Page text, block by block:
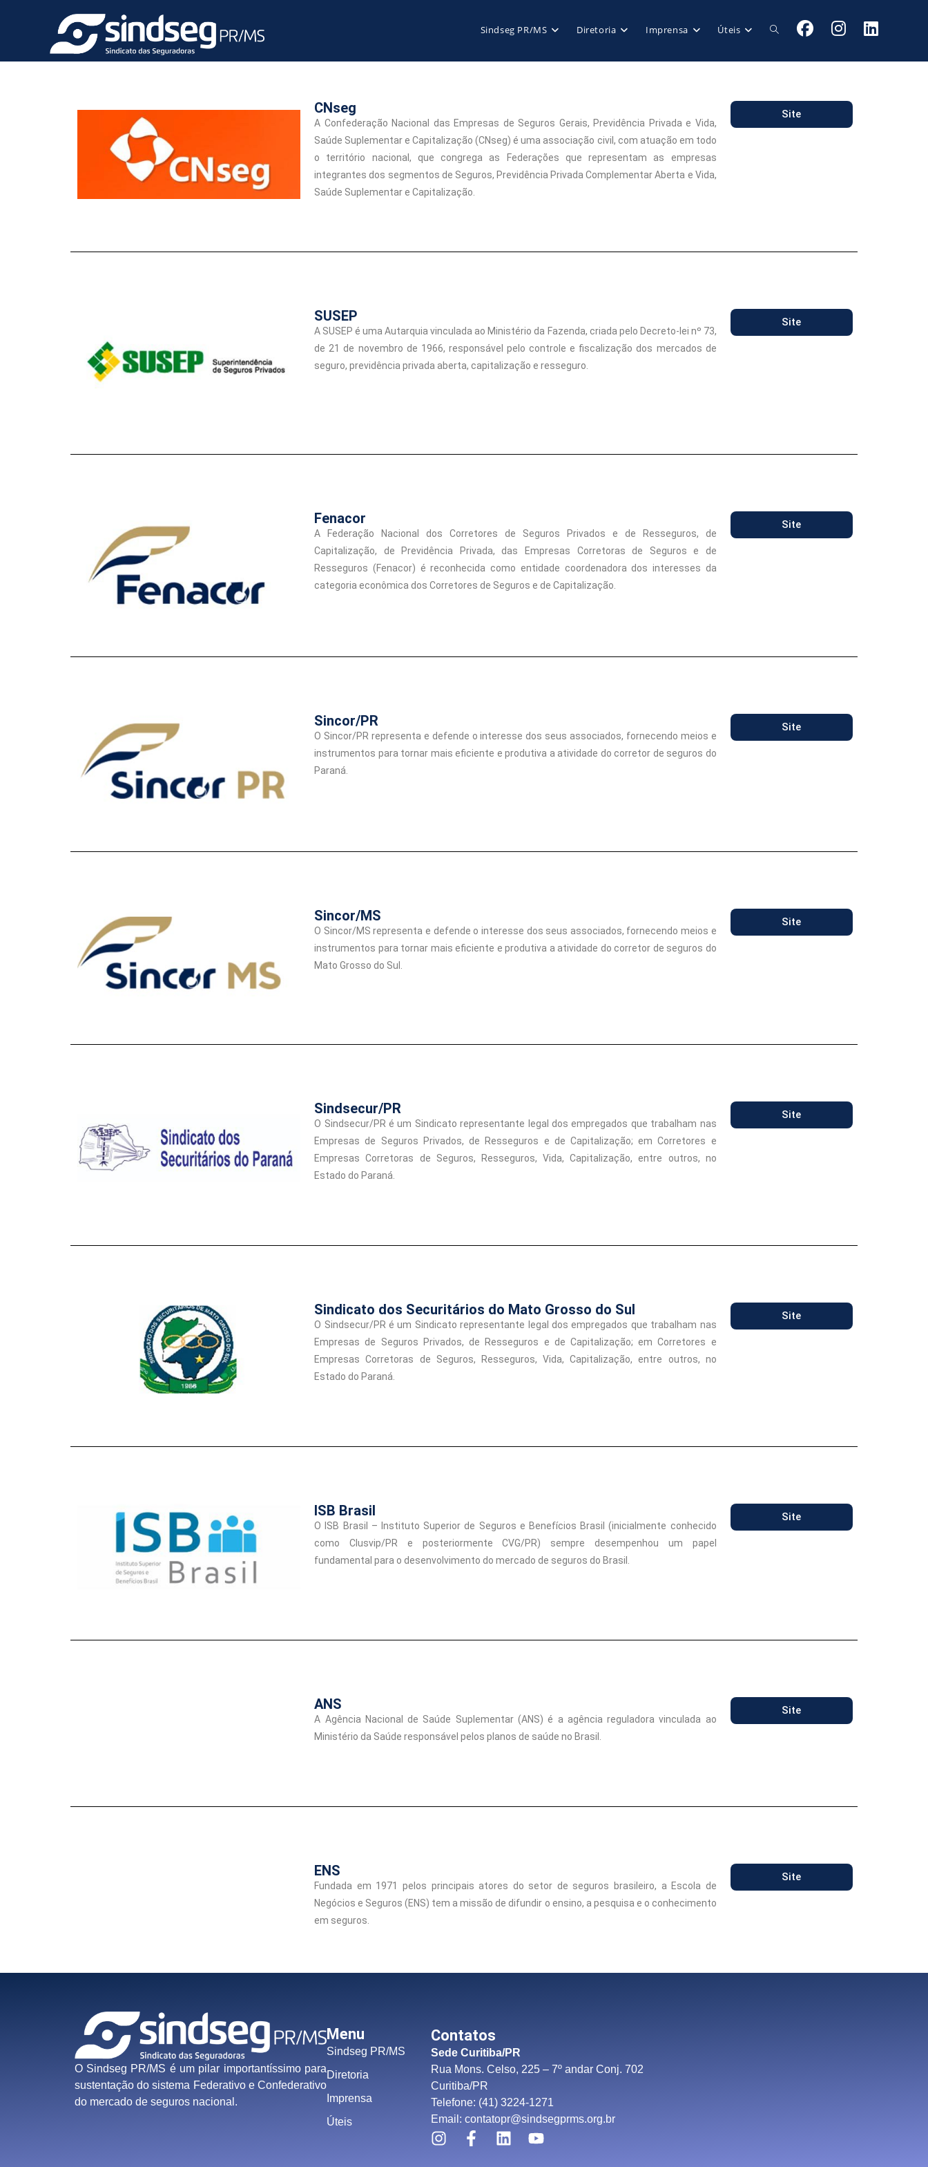
Sindseg PR/MS Diretoria Imprensa Úteis
CNseg
A Confederação Nacional das Empresas de Seguros Gerais, Previdência Privada e Vida,
Saúde Suplementar e Capitalização (CNseg) é uma associação civil, com atuação em todo
o território nacional, que congrega as Federações que representam as empresas
integrantes dos segmentos de Seguros, Previdência Privada Complementar Aberta e Vida,
Saúde Suplementar e Capitalização.
Site
SUSEP
A SUSEP é uma Autarquia vinculada ao Ministério da Fazenda, criada pelo Decreto-lei nº 73,
de 21 de novembro de 1966, responsável pelo controle e fiscalização dos mercados de
seguro, previdência privada aberta, capitalização e resseguro.
Site
Fenacor
A Federação Nacional dos Corretores de Seguros Privados e de Resseguros, de
Capitalização, de Previdência Privada, das Empresas Corretoras de Seguros e de
Resseguros (Fenacor) é reconhecida como entidade coordenadora dos interesses da
categoria econômica dos Corretores de Seguros e de Capitalização.
Site
Sincor/PR
O Sincor/PR representa e defende o interesse dos seus associados, fornecendo meios e
instrumentos para tornar mais eficiente e produtiva a atividade do corretor de seguros do
Paraná.
Site
Sincor/MS
O Sincor/MS representa e defende o interesse dos seus associados, fornecendo meios e
instrumentos para tornar mais eficiente e produtiva a atividade do corretor de seguros do
Mato Grosso do Sul.
Site
Sindsecur/PR
O Sindsecur/PR é um Sindicato representante legal dos empregados que trabalham nas
Empresas de Seguros Privados, de Resseguros e de Capitalização; em Corretores e
Empresas Corretoras de Seguros, Resseguros, Vida, Capitalização, entre outros, no
Estado do Paraná.
Site
Sindicato dos Securitários do Mato Grosso do Sul
O Sindsecur/PR é um Sindicato representante legal dos empregados que trabalham nas
Empresas de Seguros Privados, de Resseguros e de Capitalização; em Corretores e
Empresas Corretoras de Seguros, Resseguros, Vida, Capitalização, entre outros, no
Estado do Paraná.
Site
ISB Brasil
O ISB Brasil – Instituto Superior de Seguros e Benefícios Brasil (inicialmente conhecido
como Clusvip/PR e posteriormente CVG/PR) sempre desempenhou um papel
fundamental para o desenvolvimento do mercado de seguros do Brasil.
Site
ANS
A Agência Nacional de Saúde Suplementar (ANS) é a agência reguladora vinculada ao
Ministério da Saúde responsável pelos planos de saúde no Brasil.
Site
ENS
Fundada em 1971 pelos principais atores do setor de seguros brasileiro, a Escola de
Negócios e Seguros (ENS) tem a missão de difundir o ensino, a pesquisa e o conhecimento
em seguros.
Site
O Sindseg PR/MS é um pilar importantíssimo para
sustentação do sistema Federativo e Confederativo
do mercado de seguros nacional.
Menu
Sindseg PR/MS
Diretoria
Imprensa
Úteis
Contatos
Sede Curitiba/PR
Rua Mons. Celso, 225 – 7º andar Conj. 702
Curitiba/PR
Telefone: (41) 3224-1271
Email: contatopr@sindsegprms.org.br